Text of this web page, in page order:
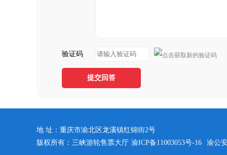
验证码
提交回答
地 址：重庆市渝北区龙溪镇红锦街2号
版权所有：三峡游轮售票大厅 渝ICP备11003053号-16 渝公